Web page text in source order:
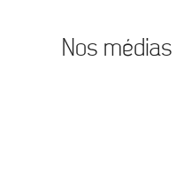
Nos médias